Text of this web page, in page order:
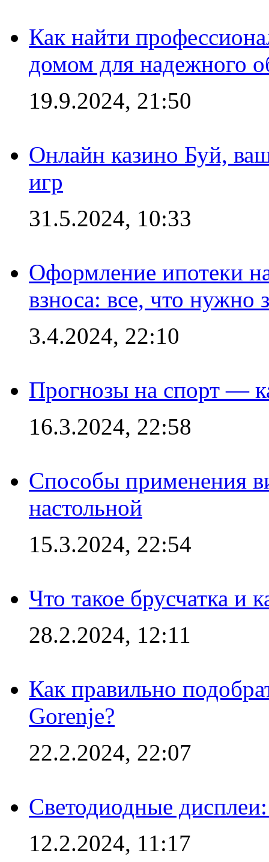
Как найти
домом для надежного
19.9.2024, 21:50
Онлайн казино Буй,
игр
31.5.2024, 10:33
Оформление ипотеки
взноса: все, что нужно
3.4.2024, 22:10
Прогнозы на спорт —
16.3.2024, 22:58
Способы применения
настольной
15.3.2024, 22:54
Что такое брусчатка и
28.2.2024, 12:11
Как правильно
Gorenje?
22.2.2024, 22:07
Светодиодные
12.2.2024, 11:17